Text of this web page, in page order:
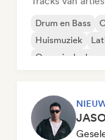
Drum en Bass
Huismuziek
Organische